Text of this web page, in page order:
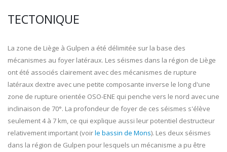
TECTONIQUE
La zone de Liège à Gulpen a été délimitée sur la base des
mécanismes au foyer latéraux. Les séismes dans la région de Liège
ont été associés clairement avec des mécanismes de rupture
latéraux dextre avec une petite composante inverse le long d'une
zone de rupture orientée OSO-ENE qui penche vers le nord avec une
inclinaison de 70°. La profondeur de foyer de ces séismes s'élève
seulement 4 à 7 km, ce qui explique aussi leur potentiel destructeur
relativement important (voirle bassin de Mons). Les deux séismes
dans la région de Gulpen pour lesquels un mécanisme a pu être